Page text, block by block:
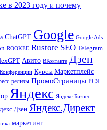
в 2023 году и почему
ChatGPT Google Google Ads
ROOKEE Rustore SEO Telegram
Авито ВКонтакте Дзен
Конференции Курсы Маркетплейс
релизы ПромоСтраницы РСЯ
Яндекс Яндекс.Бизнес
Яндекс.Директ
маркетинг